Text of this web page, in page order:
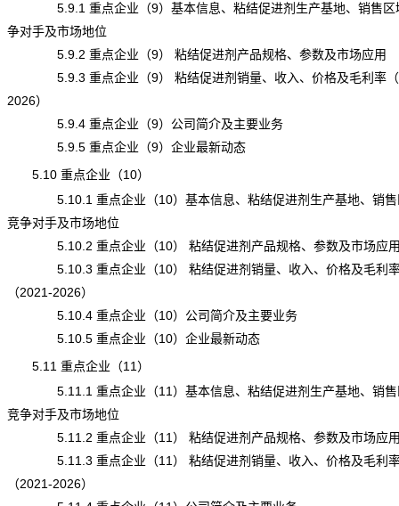
5.9.1 重点企业（9）基本信息、粘结促进剂生产基地、销售区
争对手及市场地位
5.9.2 重点企业（9） 粘结促进剂产品规格、参数及市场应用
5.9.3 重点企业（9） 粘结促进剂销量、收入、价格及毛利率（
2026）
5.9.4 重点企业（9）公司简介及主要业务
5.9.5 重点企业（9）企业最新动态
5.10 重点企业（10）
5.10.1 重点企业（10）基本信息、粘结促进剂生产基地、销售
竞争对手及市场地位
5.10.2 重点企业（10） 粘结促进剂产品规格、参数及市场应
5.10.3 重点企业（10） 粘结促进剂销量、收入、价格及毛利
（2021-2026）
5.10.4 重点企业（10）公司简介及主要业务
5.10.5 重点企业（10）企业最新动态
5.11 重点企业（11）
5.11.1 重点企业（11）基本信息、粘结促进剂生产基地、销售
竞争对手及市场地位
5.11.2 重点企业（11） 粘结促进剂产品规格、参数及市场应
5.11.3 重点企业（11） 粘结促进剂销量、收入、价格及毛利
（2021-2026）